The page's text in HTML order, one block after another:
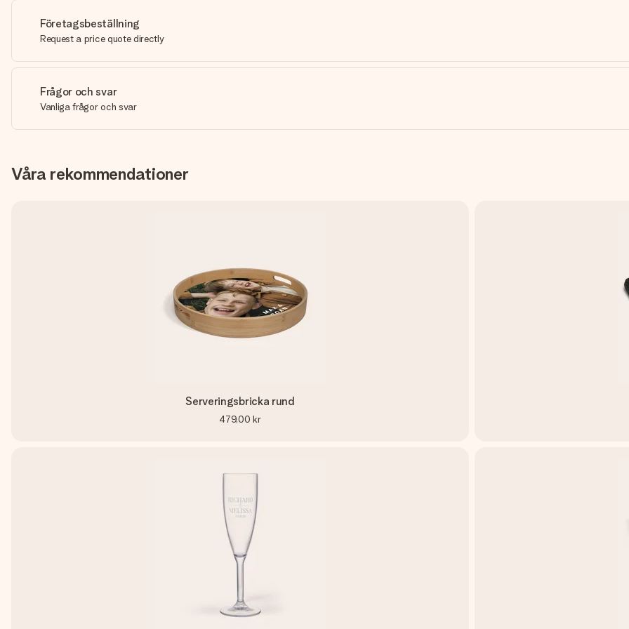
Företagsbeställning
Request a price quote directly
Frågor och svar
Vanliga frågor och svar
Våra rekommendationer
Serveringsbricka rund
479,00 kr